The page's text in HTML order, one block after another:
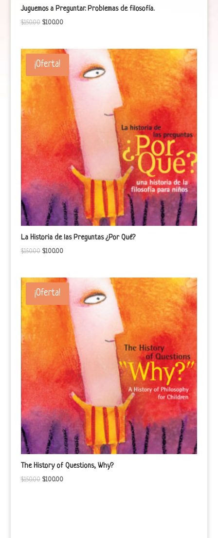
Juguemos a Preguntar. Problemas de filosofía.
$150.00 $100.00
¡Oferta!
La Historia de las Preguntas ¿Por Qué?
$150.00 $100.00
¡Oferta!
The History of Questions, Why?
$150.00 $100.00